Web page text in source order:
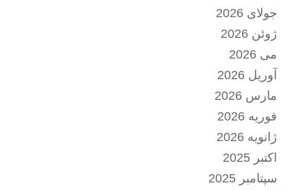
جولای 2026
ژوئن 2026
می 2026
آوریل 2026
مارس 2026
فوریه 2026
ژانویه 2026
اکتبر 2025
سپتامبر 2025